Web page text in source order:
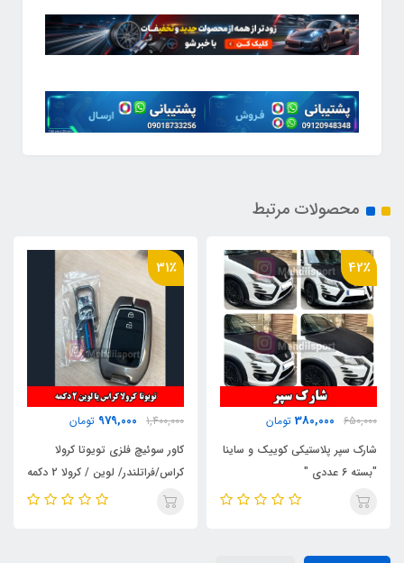
محصولات مرتبط
31٪
1,400,000
979,000 تومان
کاور سوئیچ فلزی تویوتا کرولا
کراس/فراتلندر/ لوین / کرولا 2 دکمه
22٪
950,000
750,000 تومان
عددی "